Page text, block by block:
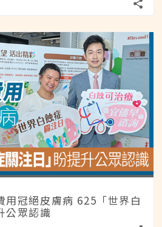
用冠絕皮膚病 625「世界白
公眾認識